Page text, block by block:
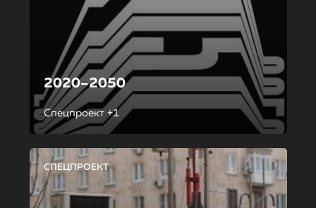
2020–2050
Спецпроект +1
СПЕЦПРОЕКТ